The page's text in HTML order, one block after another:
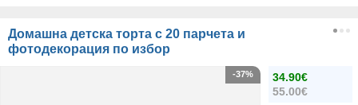
Домашна детска торта с 20 парчета и
фотодекорация по избор
34.90€
55.00€
-37%